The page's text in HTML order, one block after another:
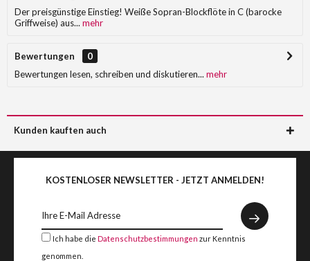
Der preisgünstige Einstieg! Weiße Sopran-Blockflöte in C (barocke
Griffweise) aus... mehr
Bewertungen
0
Bewertungen lesen, schreiben und diskutieren... mehr
Kunden kauften auch
KOSTENLOSER NEWSLETTER - JETZT ANMELDEN!
Ich habe die Datenschutzbestimmungen zur Kenntnis
genommen.